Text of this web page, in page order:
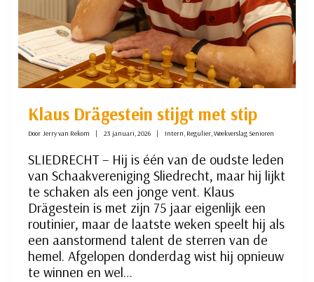
Klaus Drägestein stijgt met stip
Door Jerry van Rekom 23 januari, 2026 Intern, Regulier,Weekverslag Senioren
SLIEDRECHT – Hij is één van de oudste leden
van Schaakvereniging Sliedrecht, maar hij lijkt
te schaken als een jonge vent. Klaus
Drägestein is met zijn 75 jaar eigenlijk een
routinier, maar de laatste weken speelt hij als
een aanstormend talent de sterren van de
hemel. Afgelopen donderdag wist hij opnieuw
te winnen en wel…